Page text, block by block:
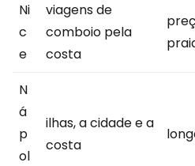
Ni
c
e
viagens de
comboio pela
costa
N
á
p
ol
ilhas, a cidade e a
costa